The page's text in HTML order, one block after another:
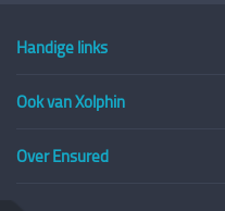
Handige links
Handmatig ondertekenen
Geautomatiseerd ondertekenen
Ook van Xolphin
Xolphin.nl
Over Ensured